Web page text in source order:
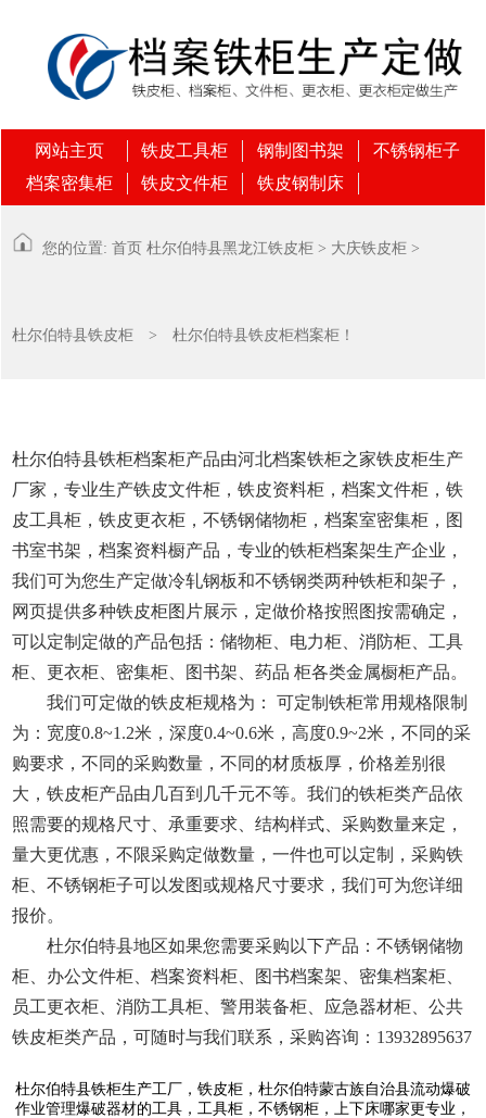
网站主页 铁皮工具柜 钢制图书架
不锈钢柜子
档案密集柜
铁皮文件柜 铁皮钢制床
您的位置: 首页 杜尔伯特县黑龙江铁皮柜 > 大庆铁皮柜 >
杜尔伯特县铁皮柜 > 杜尔伯特县铁皮柜档案柜！
杜尔伯特县铁柜档案柜产品由河北档案铁柜之家铁皮柜生产
厂家，专业生产铁皮文件柜，铁皮资料柜，档案文件柜，铁
皮工具柜，铁皮更衣柜，不锈钢储物柜，档案室密集柜，图
书室书架，档案资料橱产品，专业的铁柜档案架生产企业，
我们可为您生产定做冷轧钢板和不锈钢类两种铁柜和架子，
网页提供多种铁皮柜图片展示，定做价格按照图按需确定，
可以定制定做的产品包括：储物柜、电力柜、消防柜、工具
柜、更衣柜、密集柜、图书架、药品 柜各类金属橱柜产品。
我们可定做的铁皮柜规格为： 可定制铁柜常用规格限制
为：宽度0.8~1.2米，深度0.4~0.6米，高度0.9~2米，不同的采
购要求，不同的采购数量，不同的材质板厚，价格差别很
大，铁皮柜产品由几百到几千元不等。我们的铁柜类产品依
照需要的规格尺寸、承重要求、结构样式、采购数量来定，
量大更优惠，不限采购定做数量，一件也可以定制，采购铁
柜、不锈钢柜子可以发图或规格尺寸要求，我们可为您详细
报价。
杜尔伯特县地区如果您需要采购以下产品：不锈钢储物
柜、办公文件柜、档案资料柜、图书档案架、密集档案柜、
员工更衣柜、消防工具柜、警用装备柜、应急器材柜、公共
铁皮柜类产品，可随时与我们联系，采购咨询：13932895637
杜尔伯特县铁柜生产工厂，铁皮柜，杜尔伯特蒙古族自治县流动爆破
作业管理爆破器材的工具，工具柜，不锈钢柜，上下床哪家更专业，